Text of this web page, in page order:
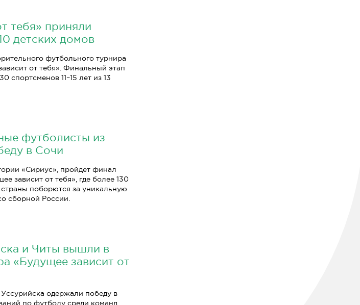
тебя» приняли
детских домов
футбольного турнира
от тебя». Финальный этап
спортсменов 11–15 лет из 13
футболисты из
в Сочи
«Сириус», пройдет финал
зависит от тебя», где более 130
страны поборются за уникальную
сборной России.
и Читы вышли в
«Будущее зависит от
одержали победу в
по футболу среди команд